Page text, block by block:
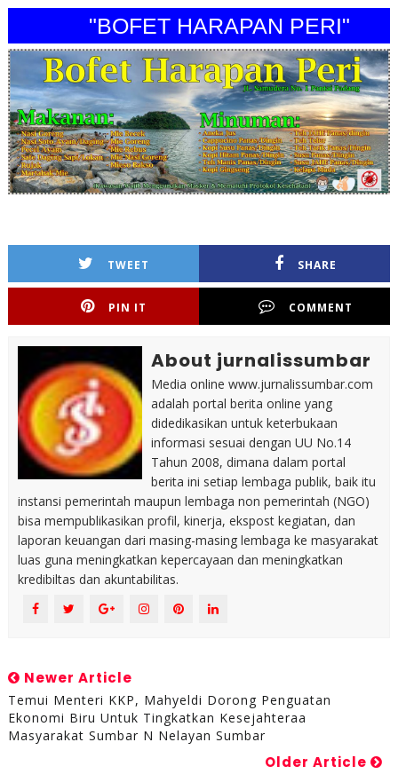
"BOFET HARAPAN PERI"
TWEET SHARE
PIN IT COMMENT
About jurnalissumbar
Media online www.jurnalissumbar.com
adalah portal berita online yang
didedikasikan untuk keterbukaan
informasi sesuai dengan UU No.14
Tahun 2008, dimana dalam portal
berita ini setiap lembaga publik, baik itu
instansi pemerintah maupun lembaga non pemerintah (NGO)
bisa mempublikasikan profil, kinerja, ekspost kegiatan, dan
laporan keuangan dari masing-masing lembaga ke masyarakat
luas guna meningkatkan kepercayaan dan meningkatkan
kredibiltas dan akuntabilitas.
Newer Article
Temui Menteri KKP, Mahyeldi Dorong Penguatan
Ekonomi Biru Untuk Tingkatkan Kesejahteraa
Masyarakat Sumbar N Nelayan Sumbar
Older Article